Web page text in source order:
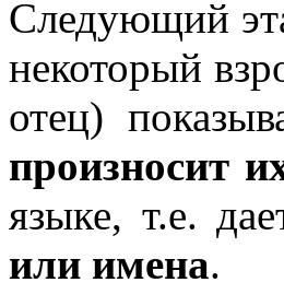
Следующий
некоторый
отец)
произносит
языке, т.е.
или имена.